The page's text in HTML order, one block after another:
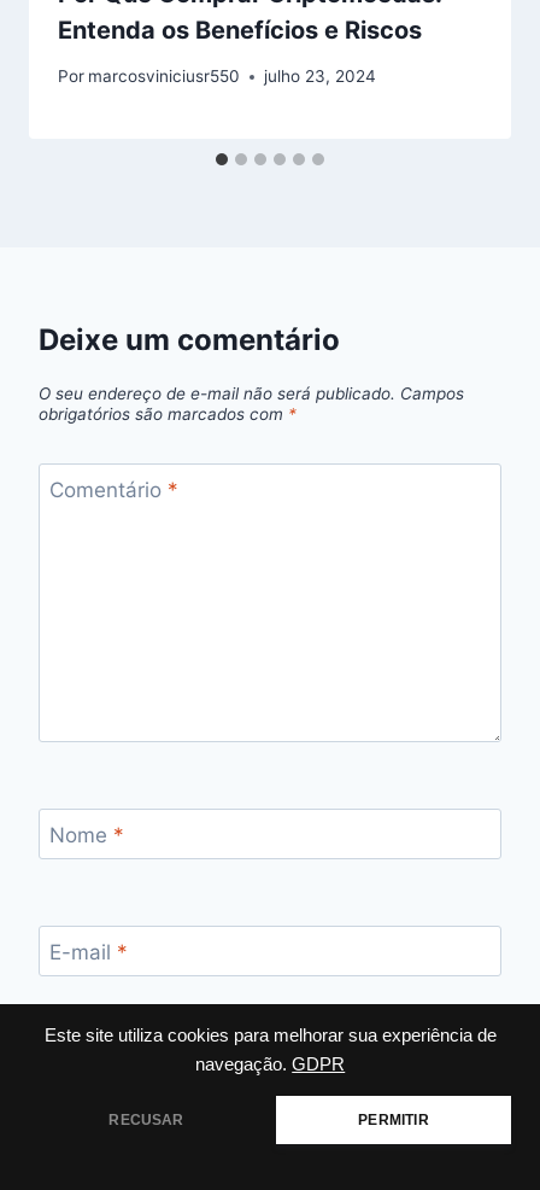
Este site utiliza cookies para melhorar sua experiência de
navegação. GDPR
RECUSAR PERMITIR
Entenda os Benefícios e Riscos
Por marcosviniciusr550 julho 23, 2024
Deixe um comentário
O seu endereço de e-mail não será publicado. Campos
obrigatórios são marcados com *
Comentário *
Nome *
E-mail *